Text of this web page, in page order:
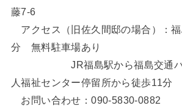
藤7-6
アクセス（旧佐久間邸の場合）：
分 無料駐車場あり
JR福島駅から福島交通バ
人福祉センター停留所から徒歩11分
お問い合わせ：090-5830-0882